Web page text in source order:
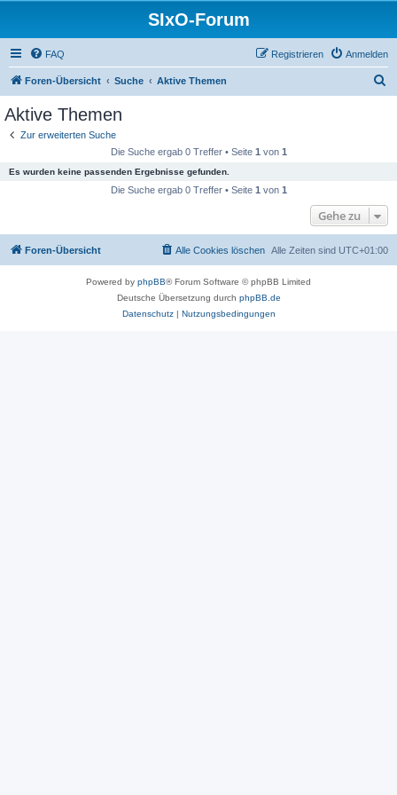
SIxO-Forum
FAQ Anmelden
Registrieren
Foren-Übersicht Suche Aktive Themen
Aktive Themen
Zur erweiterten Suche
Die Suche ergab 0 Treffer • Seite 1 von 1
Es wurden keine passenden Ergebnisse gefunden.
Die Suche ergab 0 Treffer • Seite 1 von 1
Gehe zu
Foren-Übersicht Alle Zeiten sind UTC+01:00
Alle Cookies löschen
Powered by phpBB® Forum Software © phpBB Limited
Deutsche Übersetzung durch phpBB.de
Datenschutz| Nutzungsbedingungen